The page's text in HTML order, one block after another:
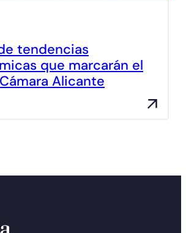
tendencias
que marcarán el
Alicante